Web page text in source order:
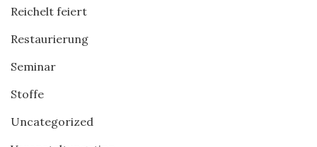
Reichelt feiert
Restaurierung
Seminar
Stoffe
Uncategorized